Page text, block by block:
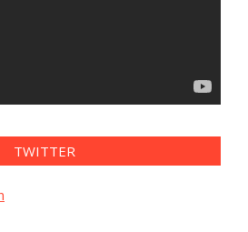
TWITTER